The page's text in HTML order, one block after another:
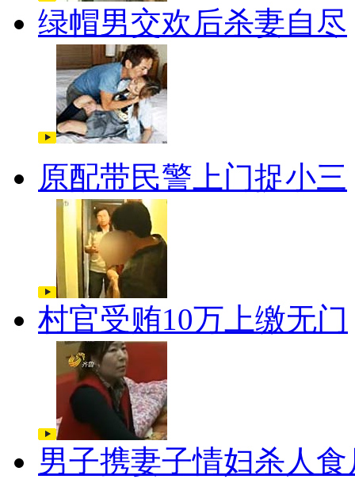
绿帽男交欢后杀妻自尽
原配带民警上门捉小三
村官受贿10万上缴无门
男子携妻子情妇杀人食